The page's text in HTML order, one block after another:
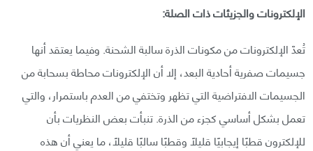
الإلكترونات والجزيئات ذات الصلة:
تُعدّ الإلكترونات من مكونات الذرة سالبة الشحنة. وفيما يعتقد أنها
جسيمات صفرية أحادية البعد، إلا أن الإلكترونات محاطة بسحابة من
الجسيمات الافتراضية التي تظهر وتختفي من العدم باستمرار، والتي
تعمل بشكل أساسي كجزء من الذرة. تنبأت بعض النظريات بأن
للإلكترون قطبًا إيجابيًا قليلًا وقطبًا سالبًا قليلًا، ما يعني أن هذه